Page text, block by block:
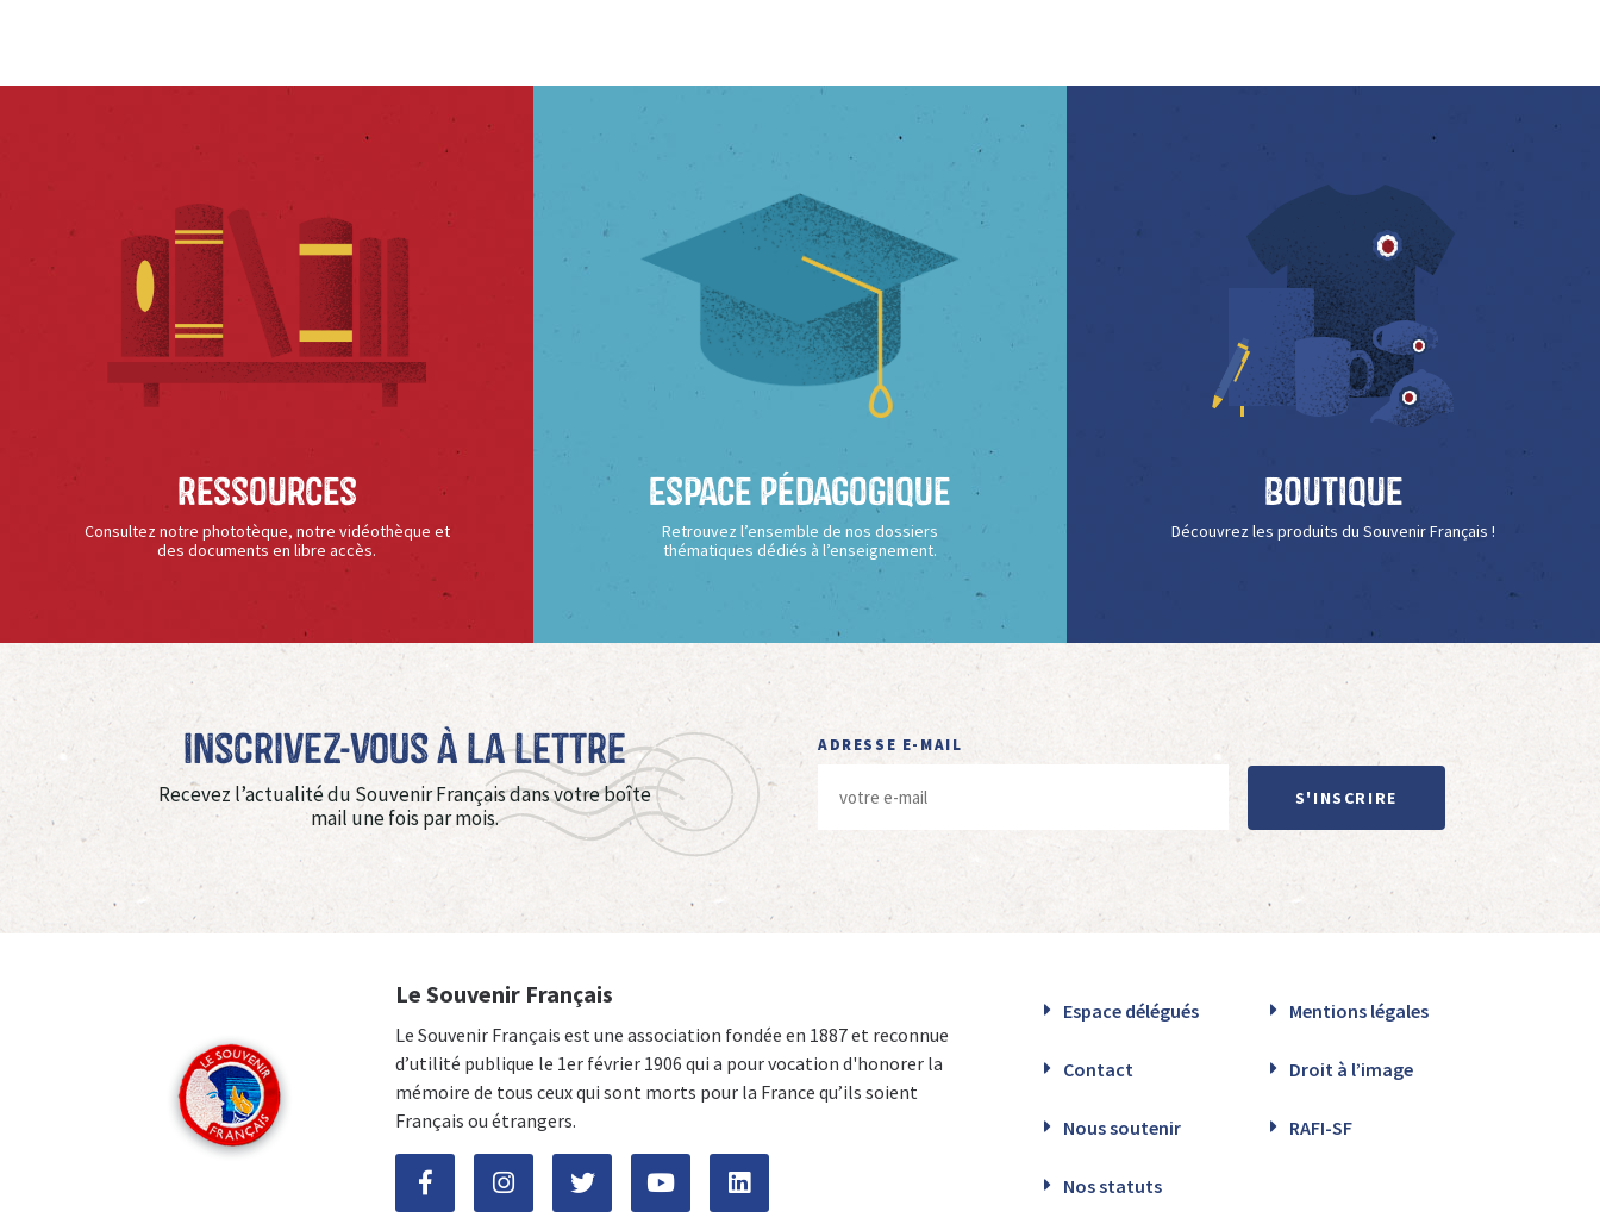
Ressources
Consultez notre phototèque, notre vidéothèque et
des documents en libre accès.
Espace Pédagogique
Retrouvez l’ensemble de nos dossiers
thématiques dédiés à l’enseignement.
Boutique
Découvrez les produits du Souvenir Français !
Inscrivez-vous à La Lettre
Recevez l’actualité du Souvenir Français dans votre boîte
mail une fois par mois.
ADRESSE E-MAIL
S'INSCRIRE
Le Souvenir Français
Le Souvenir Français est une association fondée en 1887 et reconnue
d’utilité publique le 1er février 1906 qui a pour vocation d'honorer la
mémoire de tous ceux qui sont morts pour la France qu’ils soient
Français ou étrangers.
Espace délégués Mentions légales
Contact Droit à l’image
Nous soutenir RAFI-SF
Nos statuts